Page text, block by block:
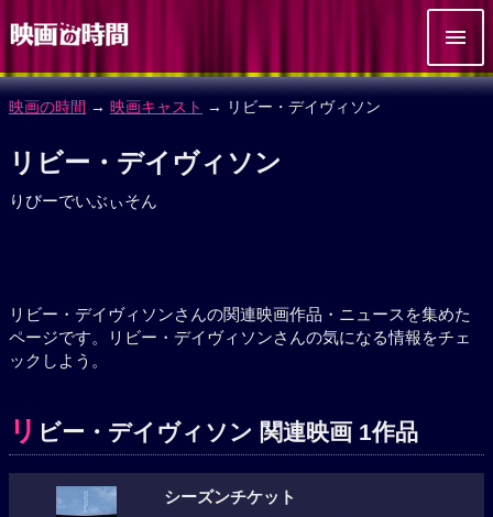
映画の時間 → 映画キャスト → リビー・デイヴィソン
リビー・デイヴィソン
りびーでいぶぃそん
リビー・デイヴィソンさんの関連映画作品・ニュースを集めた
ページです。リビー・デイヴィソンさんの気になる情報をチェ
ックしよう。
リ ビー・デイヴィソン 関連映画 1作品
シーズンチケット